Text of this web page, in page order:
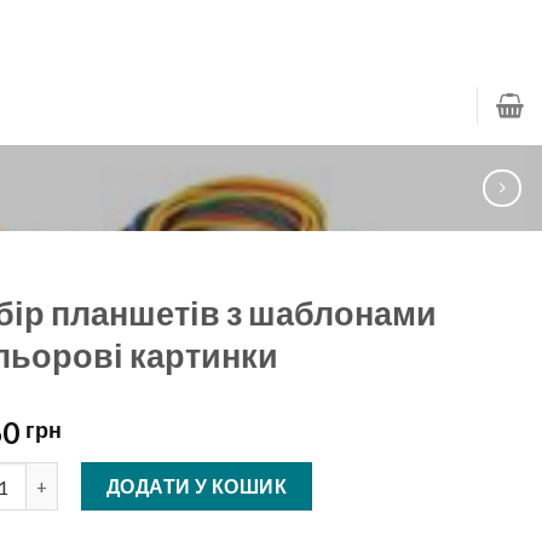
планшетів з шаблонами
картинки
грн
планшетів з шаблонами Кольорові картинки кількість
ДОДАТИ У КОШИК